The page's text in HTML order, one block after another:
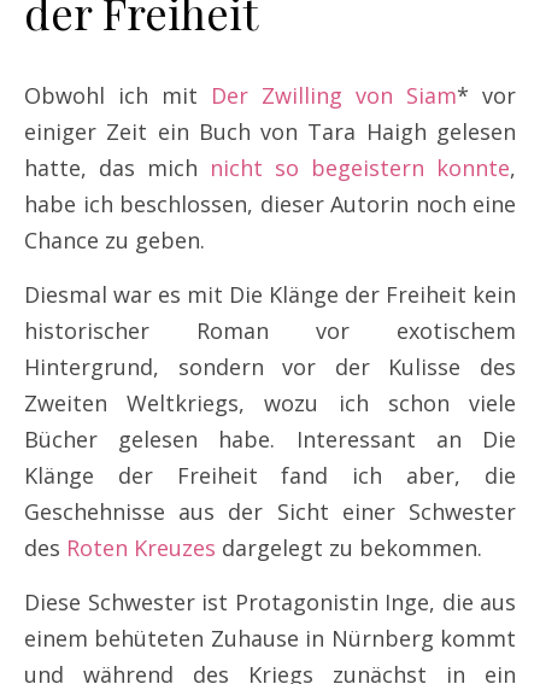
der Freiheit
Obwohl ich mit Der Zwilling von Siam* vor
einiger Zeit ein Buch von Tara Haigh gelesen
hatte, das mich nicht so begeistern konnte,
habe ich beschlossen, dieser Autorin noch eine
Chance zu geben.
Diesmal war es mit Die Klänge der Freiheit kein
historischer Roman vor exotischem
Hintergrund, sondern vor der Kulisse des
Zweiten Weltkriegs, wozu ich schon viele
Bücher gelesen habe. Interessant an Die
Klänge der Freiheit fand ich aber, die
Geschehnisse aus der Sicht einer Schwester
des Roten Kreuzes dargelegt zu bekommen.
Diese Schwester ist Protagonistin Inge, die aus
einem behüteten Zuhause in Nürnberg kommt
und während des Kriegs zunächst in ein